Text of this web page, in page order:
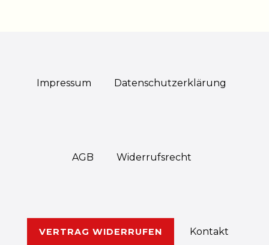
Impressum Daten­schutz­erklärung
AGB Widerrufs­recht
VERTRAG WIDERRUFEN Kontakt